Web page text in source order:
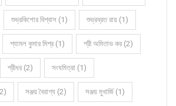
শুভ্রকিশোর বিশ্বাস (1) শুভ্রব্রত রায় (1)
শ্যামল কুমার মিশ্র (1) শ্রী অমিতাভ কর (2)
শ্রীধর (2) সংঘমিত্রা (1)
সঞ্জয় বৈরাগ্য (2) সঞ্জয় মুখার্জি (1)